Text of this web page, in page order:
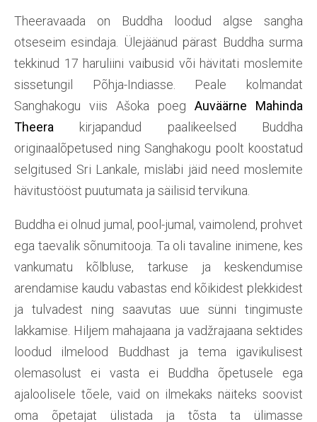
Theeravaada on Buddha loodud algse sangha
otseseim esindaja. Ülejäänud pärast Buddha surma
tekkinud 17 haruliini vaibusid või hävitati moslemite
sissetungil Põhja-Indiasse. Peale kolmandat
Sanghakogu viis Ašoka poeg Auväärne Mahinda
Theera kirjapandud paalikeelsed Buddha
originaalõpetused ning Sanghakogu poolt koostatud
selgitused Sri Lankale, misläbi jäid need moslemite
hävitustööst puutumata ja säilisid tervikuna.
Buddha ei olnud jumal, pool-jumal, vaimolend, prohvet
ega taevalik sõnumitooja. Ta oli tavaline inimene, kes
vankumatu kõlbluse, tarkuse ja keskendumise
arendamise kaudu vabastas end kõikidest plekkidest
ja tulvadest ning saavutas uue sünni tingimuste
lakkamise. Hiljem mahajaana ja vadžrajaana sektides
loodud ilmelood Buddhast ja tema igavikulisest
olemasolust ei vasta ei Buddha õpetusele ega
ajaloolisele tõele, vaid on ilmekaks näiteks soovist
oma õpetajat ülistada ja tõsta ta ülimasse